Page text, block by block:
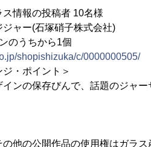
情報の投稿者 10名様
ャー(石塚硝子株式会社)
うちから1個
shopishizuka/c/0000000505/
・ポイント＞
ンの保存びんで、話題のジャー
他の公開作品の使用権はガラ